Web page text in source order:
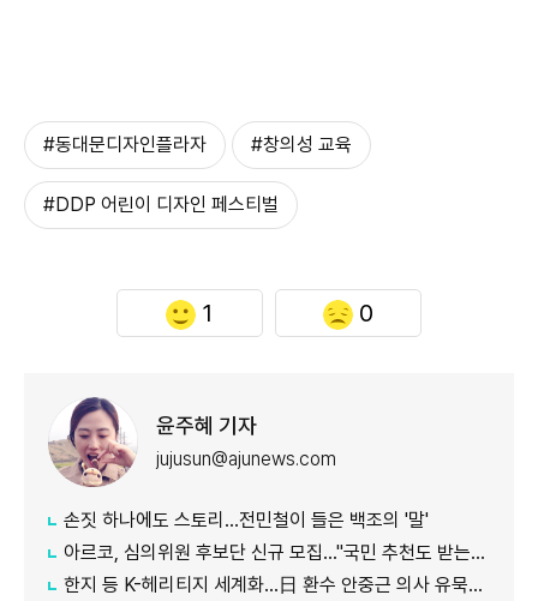
#동대문디자인플라자 #창의성 교육
#DDP 어린이 디자인 페스티벌
1 0
윤주혜 기자
jujusun@ajunews.com
손짓 하나에도 스토리…전민철이 들은 백조의 '말'
아르코, 심의위원 후보단 신규 모집…"국민 추천도 받는다"
한지 등 K-헤리티지 세계화…日 환수 안중근 의사 유묵도 공개